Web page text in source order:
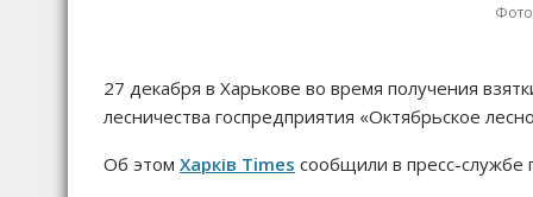
27 декабря в Харькове во время получения
лесничества госпредприятия «Октябрьское
Об этом Харків Times сообщили в пресс-службе